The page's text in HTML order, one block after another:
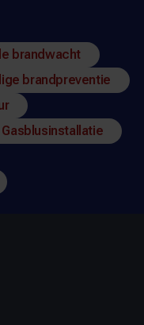
brandwacht
brandpreventie
Gasblusinstallatie